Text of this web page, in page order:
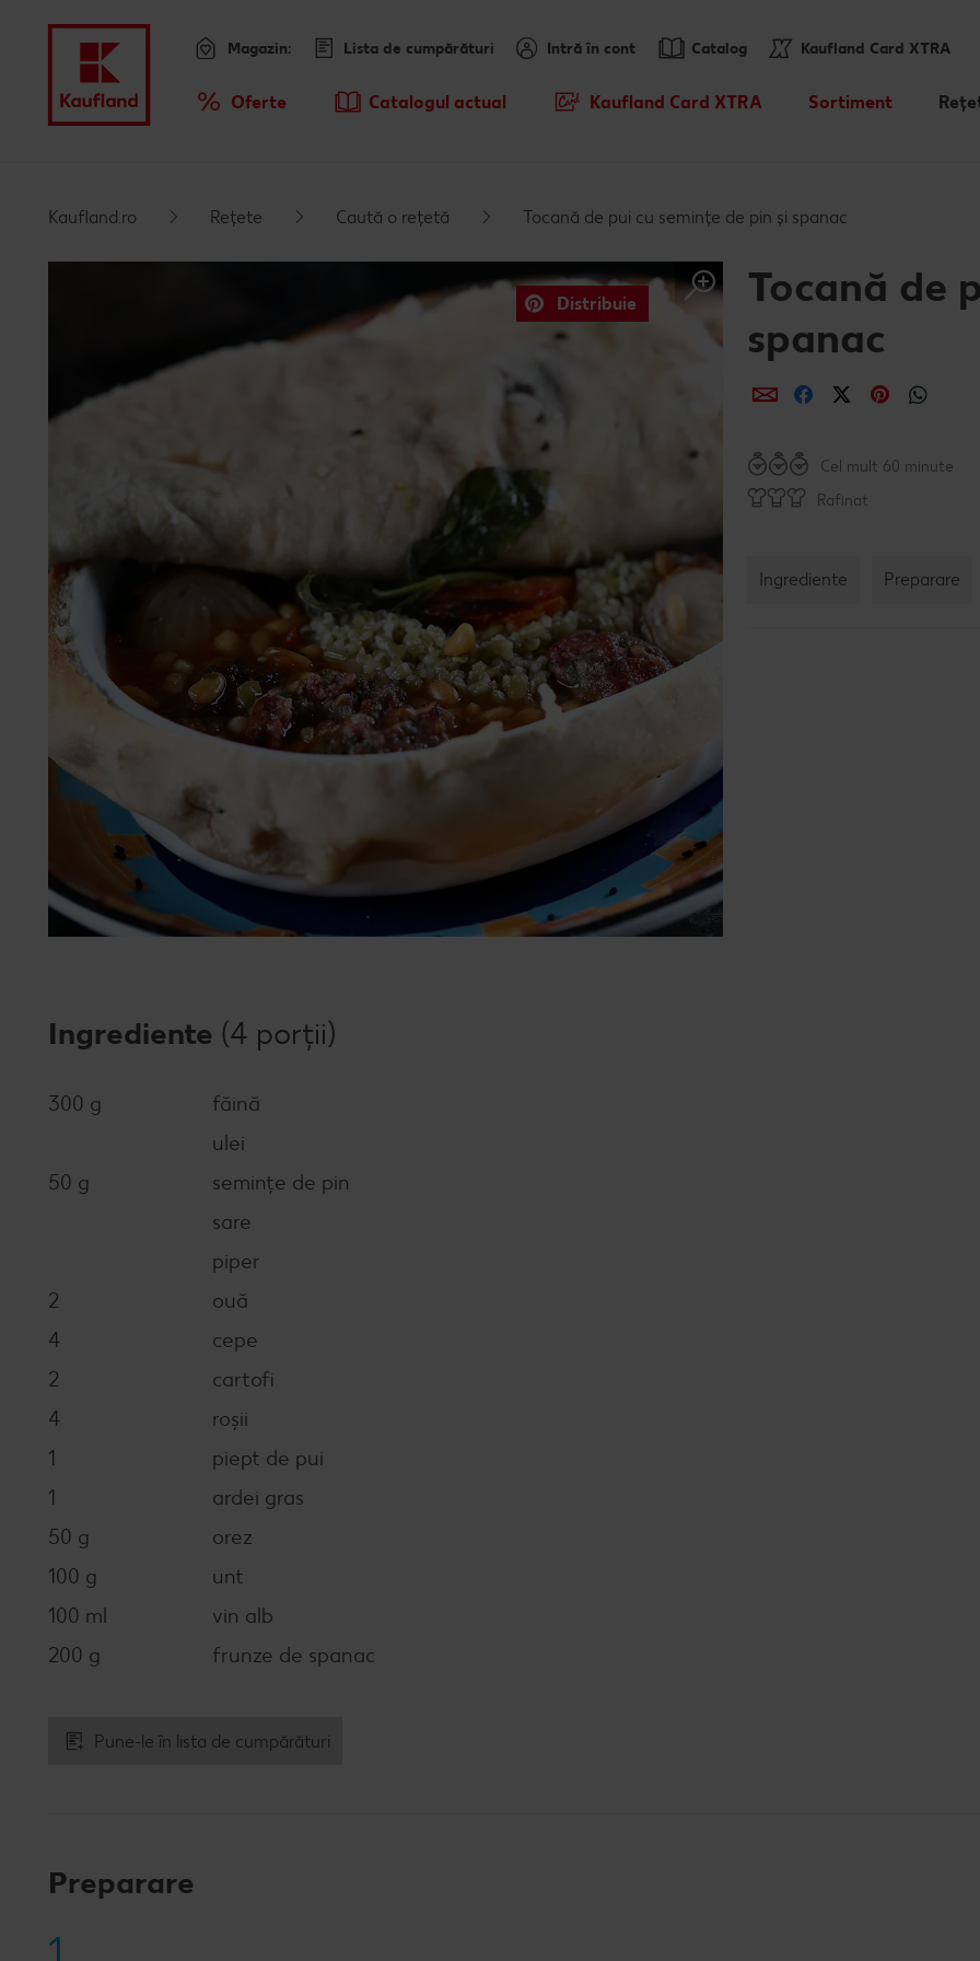
Bară laterală fixă
Meniu Oferte Catalogul actual Kaufland Card XTRA
XTRA
Tombola „Descoperă cramele
Romaniei" - Crama Moşia
Sortiment
Mărcile noastre
Sortiment tematic
Catalog
Magazin: Intră în cont
Lista de cumpărături Kaufland Card XTRA
Kaufland.ro Rețete Caută o rețetă Tocană de pui cu semințe de pin și spanac
Distribuie
Tocană de
spanac
DistribuieDistribuieDistribuieDistribuie
Cel mult 60 minute
Rafinat
Ingrediente Preparare
Ingrediente (4 porții)
300 g
făină
ulei
50 g
semințe de pin
sare
piper
2
ouă
4
cepe
2
cartofi
4
roșii
1
piept de pui
1
ardei gras
50 g
orez
100 g
unt
100 ml
vin alb
200 g
frunze de spanac
Pune-le în lista de cumpărături
Preparare